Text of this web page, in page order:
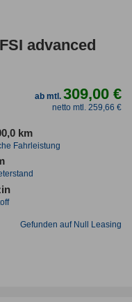
advanced
ab mtl.309,00 €
netto mtl. 259,66 €
km
Fahrleistung
Gefunden auf Null Leasing